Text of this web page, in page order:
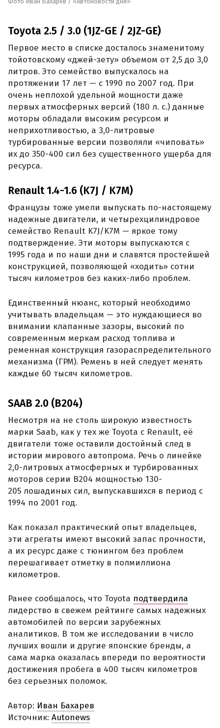
Toyota 2.5 / 3.0 (1JZ-GE / 2JZ-GE)
Первое место в списке досталось знаменитому
тойотовскому «джей-зету» объемом от 2,5 до 3,0
литров. Это семейство выпускалось на
протяжении 17 лет — с 1990 по 2007 год. При
очень неплохой удельной мощности даже
первых атмосферных версий (180 л. с.) данные
моторы обладали высоким ресурсом и
неприхотливостью, а 3,0-литровые
турбированные версии позволяли «чиповать»
их до 350-400 сил без существенного ущерба для
ресурса.
Renault 1.4-1.6 (K7J / K7M)
Французы тоже умели выпускать по-настоящему
надежные двигатели, и четырехцилиндровое
семейство Renault K7J/K7M — яркое тому
подтверждение. Эти моторы выпускаются с
1995 года и по наши дни и славятся простейшей
конструкцией, позволяющей «ходить» сотни
тысяч километров без каких-либо проблем.
Единственный нюанс, который необходимо
учитывать владельцам — это нуждающиеся во
внимании клапанные зазоры, высокий по
современным меркам расход топлива и
ременная конструкция газораспределительного
механизма (ГРМ). Ремень в ней следует менять
каждые 60 тысяч километров.
SAAB 2.0 (B204)
Несмотря на не столь широкую известность
марки Saab, как у тех же Toyota с Renault, её
двигатели тоже оставили достойный след в
истории мирового автопрома. Речь о линейке
2,0-литровых атмосферных и турбированных
моторов серии B204 мощностью 130-
205 лошадиных сил, выпускавшихся в период с
1994 по 2001 год.
Как показал практический опыт владельцев,
эти агрегаты имеют высокий запас прочности,
а их ресурс даже с тюнингом без проблем
перешагивает отметку в полмиллиона
километров.
Ранее сообщалось, что Toyota подтвердила
лидерство в свежем рейтинге самых надежных
автомобилей по версии зарубежных
аналитиков. В том же исследовании в число
лучших вошли и другие японские бренды, а
сама марка оказалась впереди по вероятности
достижения пробега в 400 тысяч километров
без серьезных поломок.
Автор: Иван Бахарев
Источник: Autonews